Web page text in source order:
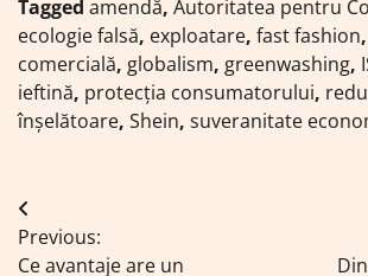
Tagged amendă, Autoritatea pentru
ecologie falsă, exploatare, fast fashion,
comercială, globalism, greenwashing,
ieftină, protecția consumatorului,
înșelătoare, Shein, suveranitate
Navigare
în
Previous:
Ce avantaje are un